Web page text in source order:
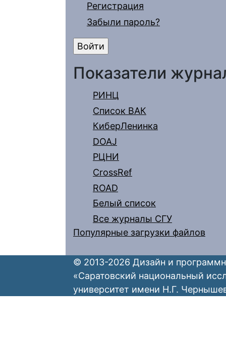
Регистрация
Забыли пароль?
Показатели
РИНЦ
Список ВАК
КиберЛенинка
DOAJ
РЦНИ
CrossRef
ROAD
Белый список
Все журналы СГУ
Популярные загрузки файлов
© 2013-2026 Дизайн и
«Саратовский национальный
университет имени Н.Г.